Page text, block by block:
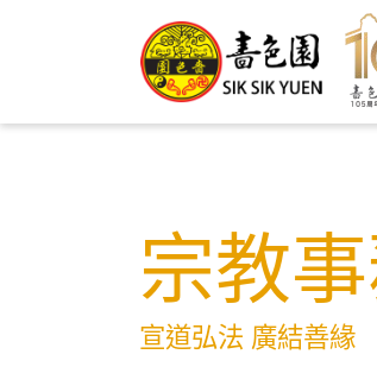
宗教
宣道弘法 廣結善緣